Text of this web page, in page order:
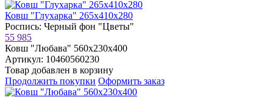
Ковш "Глухарка" 265х410х280
Роспись: Черный фон "Цветы"
55 985
Ковш "Любава" 560х230х400
Артикул: 10460560230
Товар добавлен в корзину
Продолжить покупки Оформить заказ